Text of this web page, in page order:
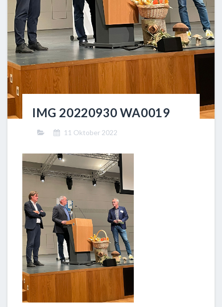
IMG 20220930 WA0019
11 Oktober 2022